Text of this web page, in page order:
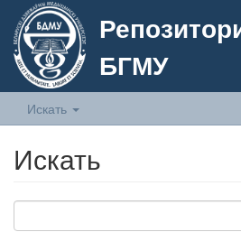
БГМУ
Искать
Искать